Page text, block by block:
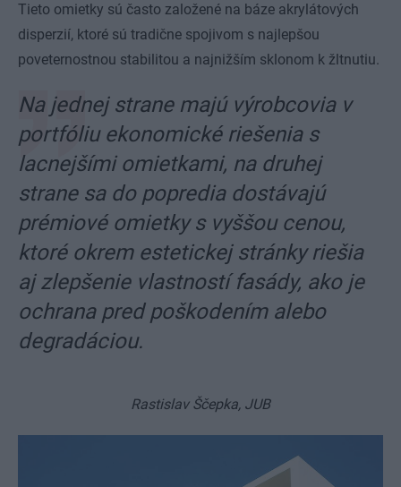
Tieto omietky sú často založené na báze akrylátových
disperzií, ktoré sú tradične spojivom s najlepšou
poveternostnou stabilitou a najnižším sklonom k žltnutiu.
Na jednej strane majú výrobcovia v
portfóliu ekonomické riešenia s
lacnejšími omietkami, na druhej
strane sa do popredia dostávajú
prémiové omietky s vyššou cenou,
ktoré okrem estetickej stránky riešia
aj zlepšenie vlastností fasády, ako je
ochrana pred poškodením alebo
degradáciou.
Rastislav Ščepka, JUB